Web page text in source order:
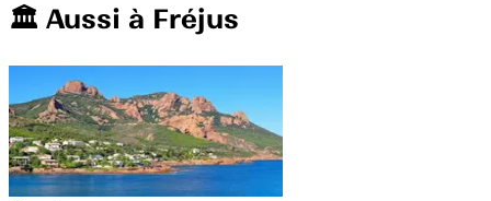
🏛️️ Aussi à Fréjus